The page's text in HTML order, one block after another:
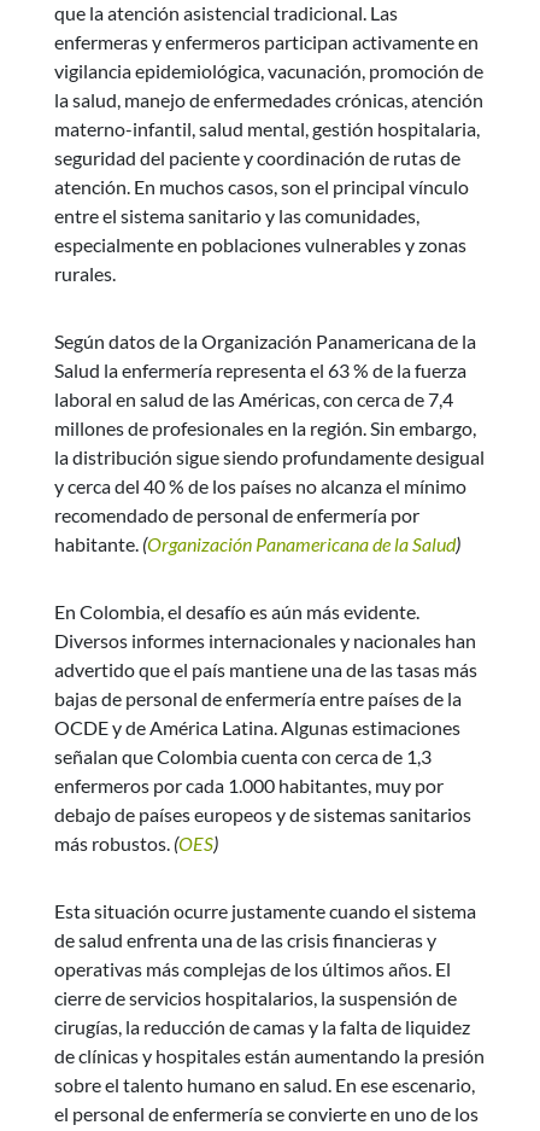
que la atención asistencial tradicional. Las
enfermeras y enfermeros participan activamente en
vigilancia epidemiológica, vacunación, promoción de
la salud, manejo de enfermedades crónicas, atención
materno-infantil, salud mental, gestión hospitalaria,
seguridad del paciente y coordinación de rutas de
atención. En muchos casos, son el principal vínculo
entre el sistema sanitario y las comunidades,
especialmente en poblaciones vulnerables y zonas
rurales.
Según datos de la Organización Panamericana de la
Salud la enfermería representa el 63 % de la fuerza
laboral en salud de las Américas, con cerca de 7,4
millones de profesionales en la región. Sin embargo,
la distribución sigue siendo profundamente desigual
y cerca del 40 % de los países no alcanza el mínimo
recomendado de personal de enfermería por
habitante. (Organización Panamericana de la Salud)
En Colombia, el desafío es aún más evidente.
Diversos informes internacionales y nacionales han
advertido que el país mantiene una de las tasas más
bajas de personal de enfermería entre países de la
OCDE y de América Latina. Algunas estimaciones
señalan que Colombia cuenta con cerca de 1,3
enfermeros por cada 1.000 habitantes, muy por
debajo de países europeos y de sistemas sanitarios
más robustos. (OES)
Esta situación ocurre justamente cuando el sistema
de salud enfrenta una de las crisis financieras y
operativas más complejas de los últimos años. El
cierre de servicios hospitalarios, la suspensión de
cirugías, la reducción de camas y la falta de liquidez
de clínicas y hospitales están aumentando la presión
sobre el talento humano en salud. En ese escenario,
el personal de enfermería se convierte en uno de los